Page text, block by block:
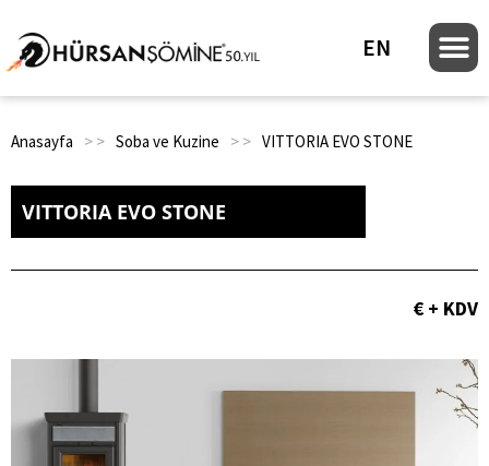
EN
Anasayfa > > Soba ve Kuzine > > VITTORIA EVO STONE
VITTORIA EVO STONE
€ + KDV